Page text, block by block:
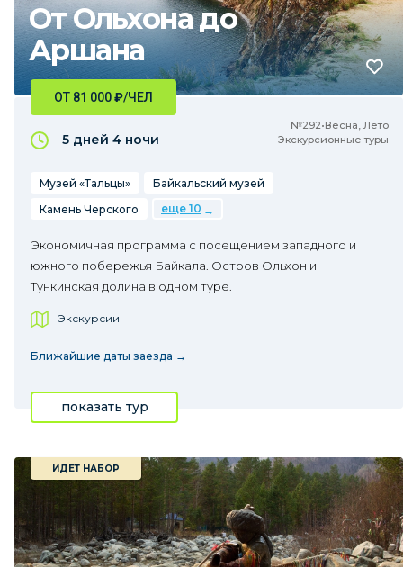
От Ольхона до
Аршана
№292•Весна, Лето
Экскурсионные туры
ОТ 81 000₽/ЧЕЛ
5 дней 4 ночи
Музей «Тальцы»
Байкальский музей
Камень Черского
еще 10
Экономичная программа с посещением западного и
южного побережья Байкала. Остров Ольхон и
Тункинская долина в одном туре.
Экскурсии
Ближайшие даты заезда →
показать тур
ИДЕТ НАБОР